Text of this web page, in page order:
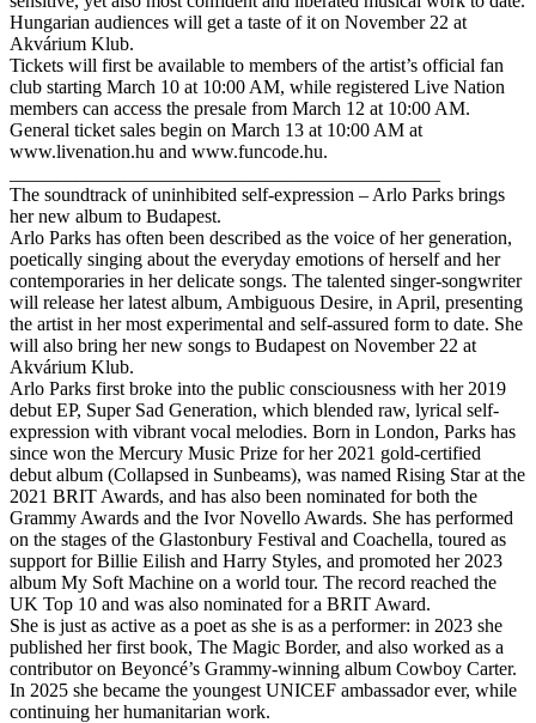
Hungarian audiences will get a taste of it on November 22 at
Akvárium Klub.
Tickets will first be available to members of the artist’s official fan
club starting March 10 at 10:00 AM, while registered Live Nation
members can access the presale from March 12 at 10:00 AM.
General ticket sales begin on March 13 at 10:00 AM at
www.livenation.hu and www.funcode.hu.
The soundtrack of uninhibited self-expression – Arlo Parks brings
her new album to Budapest.
Arlo Parks has often been described as the voice of her generation,
poetically singing about the everyday emotions of herself and her
contemporaries in her delicate songs. The talented singer-songwriter
will release her latest album, Ambiguous Desire, in April, presenting
the artist in her most experimental and self-assured form to date. She
will also bring her new songs to Budapest on November 22 at
Akvárium Klub.
Arlo Parks first broke into the public consciousness with her 2019
debut EP, Super Sad Generation, which blended raw, lyrical self-
expression with vibrant vocal melodies. Born in London, Parks has
since won the Mercury Music Prize for her 2021 gold-certified
debut album (Collapsed in Sunbeams), was named Rising Star at the
2021 BRIT Awards, and has also been nominated for both the
Grammy Awards and the Ivor Novello Awards. She has performed
on the stages of the Glastonbury Festival and Coachella, toured as
support for Billie Eilish and Harry Styles, and promoted her 2023
album My Soft Machine on a world tour. The record reached the
UK Top 10 and was also nominated for a BRIT Award.
She is just as active as a poet as she is as a performer: in 2023 she
published her first book, The Magic Border, and also worked as a
contributor on Beyoncé’s Grammy-winning album Cowboy Carter.
In 2025 she became the youngest UNICEF ambassador ever, while
continuing her humanitarian work.